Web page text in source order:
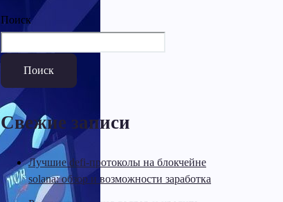
Поиск
Поиск
Свежие записи
Лучшие defi-протоколы на блокчейне
solana: обзор и возможности заработка